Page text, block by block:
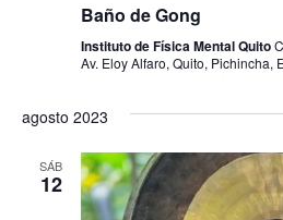
Baño de Gong
Instituto de Física Mental Quito
Av. Eloy Alfaro, Quito, Pichincha,
agosto 2023
SÁB
12